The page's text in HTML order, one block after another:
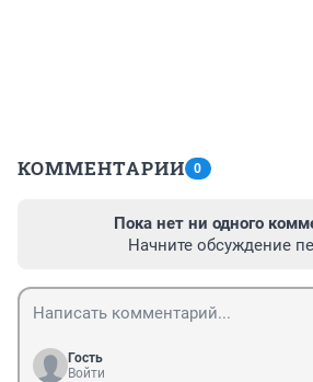
КОММЕНТАРИИ 0
Пока нет ни одного
Начните обсуждение
Гость
Войти